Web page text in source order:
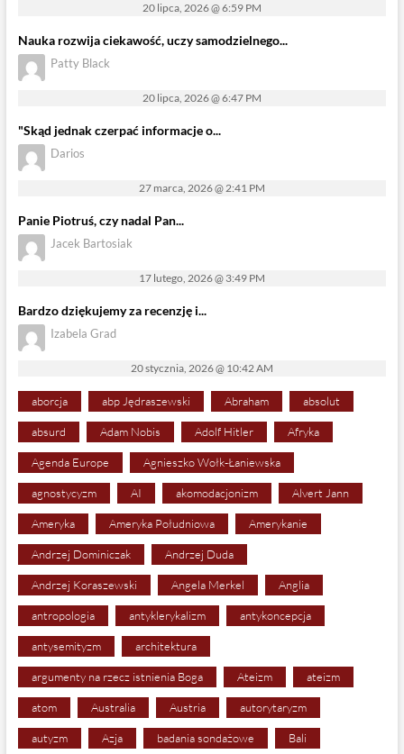
20 lipca, 2026 @ 6:59 PM
Nauka rozwija ciekawość, uczy samodzielnego...
Patty Black
20 lipca, 2026 @ 6:47 PM
"Skąd jednak czerpać informacje o...
Darios
27 marca, 2026 @ 2:41 PM
Panie Piotruś, czy nadal Pan...
Jacek Bartosiak
17 lutego, 2026 @ 3:49 PM
Bardzo dziękujemy za recenzję i...
Izabela Grad
20 stycznia, 2026 @ 10:42 AM
aborcja abp Jędraszewski Abraham absolut
absurd Adam Nobis Adolf Hitler Afryka
Agenda Europe Agnieszko Wołk-Łaniewska
agnostycyzm AI akomodacjonizm Alvert Jann
Ameryka Ameryka Południowa Amerykanie
Andrzej Dominiczak Andrzej Duda
Andrzej Koraszewski Angela Merkel Anglia
antropologia antyklerykalizm antykoncepcja
antysemityzm architektura
argumenty na rzecz istnienia Boga Ateizm ateizm
atom Australia Austria autorytaryzm
autyzm Azja badania sondażowe Bali